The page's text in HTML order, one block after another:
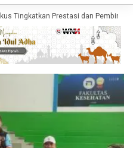
Tingkatkan Prestasi dan Pembinaan